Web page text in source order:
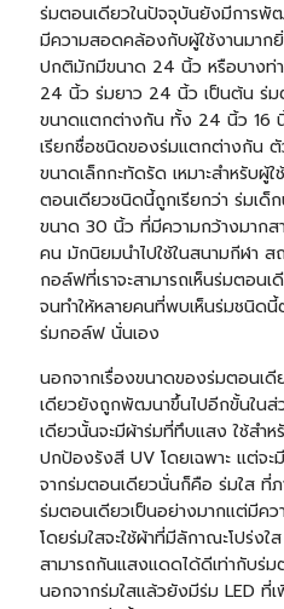
ร่มตอนเดียวในปัจจุบันยังมีการพั
มีความสอดคล้องกับผู้ใช้งานมาก
ปกติมักมีขนาด 24 นิ้ว หรือบางท่า
24 นิ้ว ร่มยาว 24 นิ้ว เป็นต้น ร่
ขนาดแตกต่างกัน ทั้ง 24 นิ้ว 16
เรียกชื่อชนิดของร่มแตกต่างกัน ตั
ขนาดเล็กกะทัดรัด เหมาะสำหรับผู้
ตอนเดียวชนิดนี้ถูกเรียกว่า ร่มเด็
ขนาด 30 นิ้ว ที่มีความกว้างมากส
คน มักนิยมนำไปใช้ในสนามกีฬา ส
กอล์ฟที่เราจะสามารถเห็นร่มตอ
จนทำให้หลายคนที่พบเห็นร่มชนิดนี้
ร่มกอล์ฟนั่นเอง
นอกจากเรื่องขนาดของร่มตอนเ
เดียวยังถูกพัฒนาขึ้นไปอีกขั้นใน
เดียวนั้นจะมีผ้าร่มที่ทึบแสง ใช้ส
ปกป้องรังสี UV โดยเฉพาะ แต่จ
จากร่มตอนเดียวนั่นก็คือ ร่มใส
ร่มตอนเดียวเป็นอย่างมากแต่มีค
โดยร่มใสจะใช้ผ้าที่มีลักาณะโปร่งใ
สามารถกันแสงแดดได้ดีเท่ากับร่
นอกจากร่มใสแล้วยังมีร่ม LED ที่